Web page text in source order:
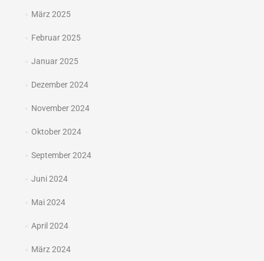
März 2025
Februar 2025
Januar 2025
Dezember 2024
November 2024
Oktober 2024
September 2024
Juni 2024
Mai 2024
April 2024
März 2024